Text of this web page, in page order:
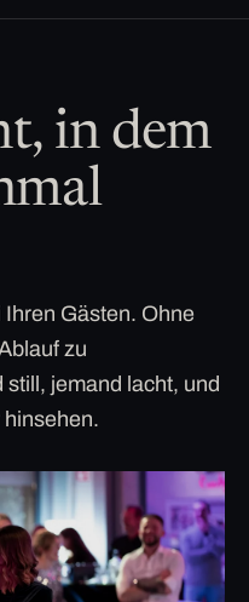
in dem
Gästen. Ohne
zu
jemand lacht, und